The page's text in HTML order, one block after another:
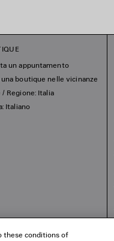
un appuntamento
boutique nelle vicinanze
/ Regione: Italia
Italiano
these conditions of